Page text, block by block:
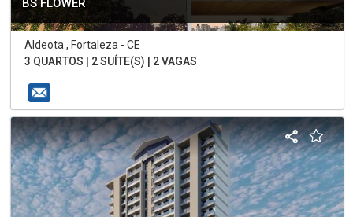
BS FLOWER
Aldeota , Fortaleza - CE
3 QUARTOS | 2 SUÍTE(S) | 2 VAGAS